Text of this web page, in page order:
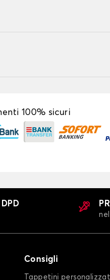
100% sicuri
Consigli
Tappetini